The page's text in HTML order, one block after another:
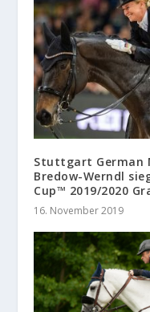
Stuttgart German
Bredow-Werndl
Cup™ 2019/2020
16. November 2019